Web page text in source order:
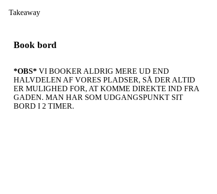
Takeaway
Book bord
*OBS* VI BOOKER ALDRIG MERE UD END
HALVDELEN AF VORES PLADSER, SÅ DER ALTID
ER MULIGHED FOR, AT KOMME DIREKTE IND FRA
GADEN. MAN HAR SOM UDGANGSPUNKT SIT
BORD I 2 TIMER.